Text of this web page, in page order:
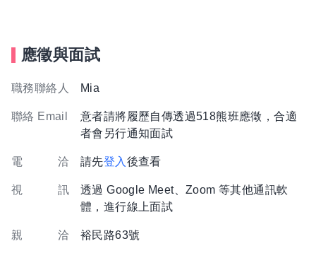
應徵與面試
職務聯絡人 Mia
聯絡 Email
意者請將履歷自傳透過518熊班應徵，合適
者會另行通知面試
電 洽 請先登入 後查看
視 訊
透過 Google Meet、Zoom 等其他通訊軟
體，進行線上面試
親 洽 裕民路63號